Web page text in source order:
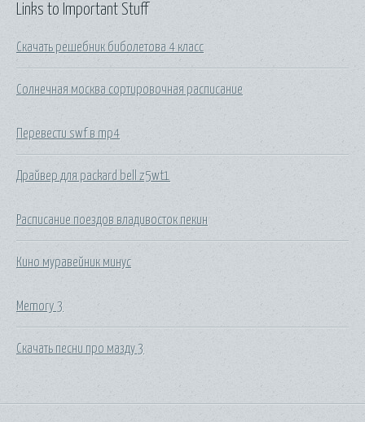
Links to Important Stuff
Скачать решебник биболетова 4 класс
Солнечная москва сортировочная расписание
Перевести swf в mp4
Драйвер для packard bell z5wt1
Расписание поездов владивосток пекин
Кино муравейник минус
Memory 3
Скачать песни про мазду 3